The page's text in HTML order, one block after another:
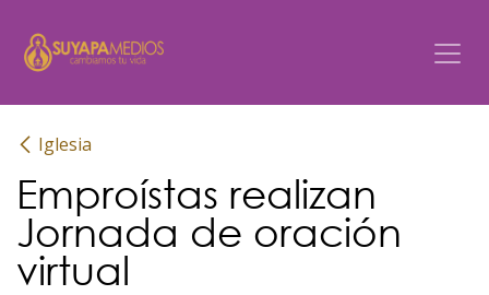
Iglesia
Emproístas realizan
Jornada de oración
virtual